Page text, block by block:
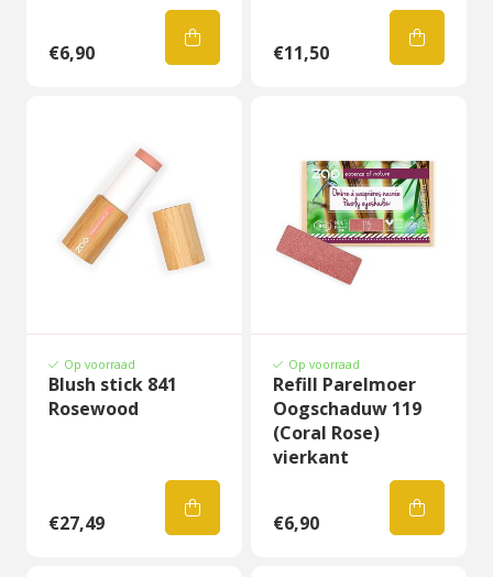
€6,90 €11,50
Op voorraad
Blush stick 841
Rosewood
€27,49
Op voorraad
Refill Parelmoer
Oogschaduw 119
(Coral Rose)
vierkant
€6,90